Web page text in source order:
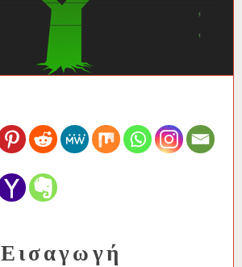
Εισαγωγή